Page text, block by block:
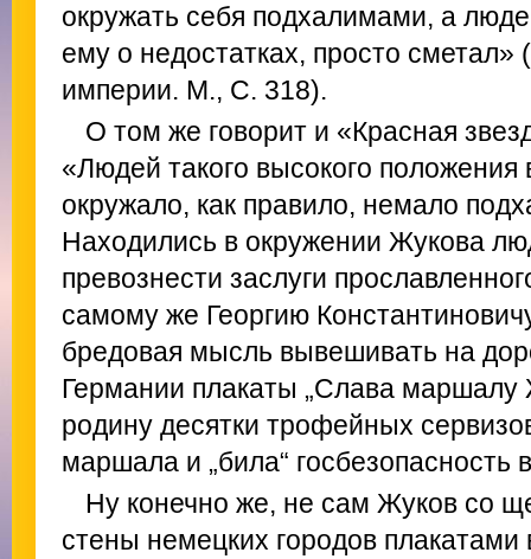
окружать себя подхалимами, а
ему о недостатках, просто
империи. М., С. 318).
О том же говорит и «Красная
«Людей такого высокого
окружало, как правило, немало
Находились в окружении Жукова
превознести заслуги
самому же Георгию
бредовая мысль вывешивать на
Германии плакаты „Слава маршалу
родину десятки трофейных
маршала и „била“ госбезопасность
Ну конечно же, не сам Жуков со
стены немецких городов